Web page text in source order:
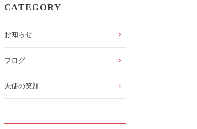
CATEGORY
お知らせ
ブログ
天使の笑顔